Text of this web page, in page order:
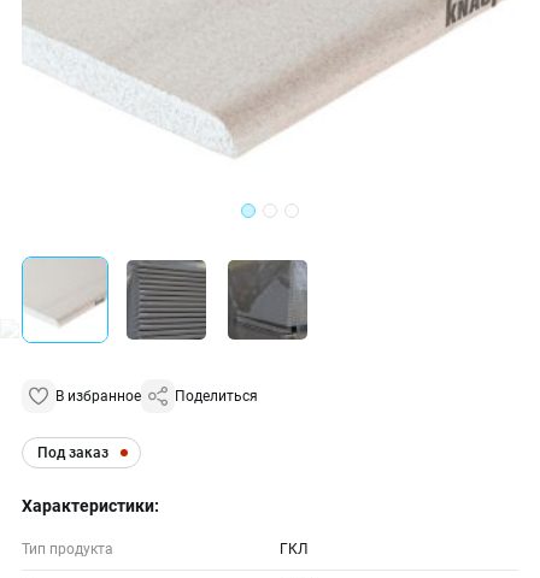
В избранное Поделиться
Под заказ
Характеристики:
Тип продукта ГКЛ